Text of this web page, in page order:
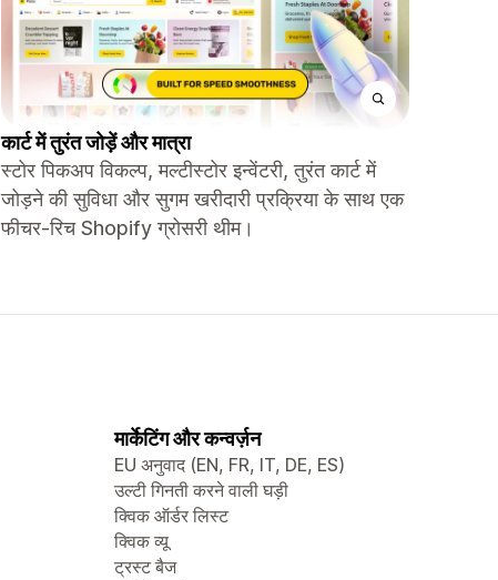
कार्ट में तुरंत जोड़ें और मात्रा
स्टोर पिकअप विकल्प, मल्टीस्टोर इन्वेंटरी, तुरंत कार्ट में
जोड़ने की सुविधा और सुगम खरीदारी प्रक्रिया के साथ एक
फीचर-रिच Shopify ग्रोसरी थीम।
मार्केटिंग और कन्वर्ज़न
EU अनुवाद (EN, FR, IT, DE, ES)
उल्टी गिनती करने वाली घड़ी
क्विक ऑर्डर लिस्ट
क्विक व्यू
ट्रस्ट बैज